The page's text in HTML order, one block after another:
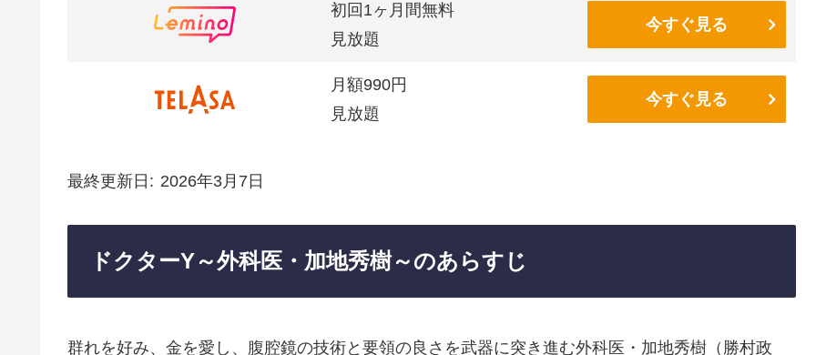
初回1ヶ月間無料
見放題
今すぐ見る
月額990円
見放題
今すぐ見る
最終更新日 2026年3月7日
ドクターY～外科医・加地秀樹～のあらすじ
群れを好み、金を愛し、腹腔鏡の技術と要領の良さを武器に突き進む外科医・加地秀樹（勝村政